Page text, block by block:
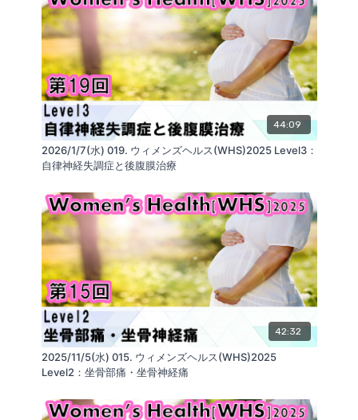
■KOKOKARA.onlineを運営する会社：
ReaLine Seminars https://seminar.realine.org/
株式会社GLAB https://glab.shop/
SNS https://linktr.ee/GLABInc
リアライン・イノベーション研究会 https://realine.org/
44:09
2026/1/7(水) 019. ウィメンズヘルス(WHS)2025 Level3：
自律神経失調症と後腹膜治療
42:32
2025/11/5(水) 015. ウィメンズヘルス(WHS)2025
Level2：坐骨部痛・坐骨神経痛